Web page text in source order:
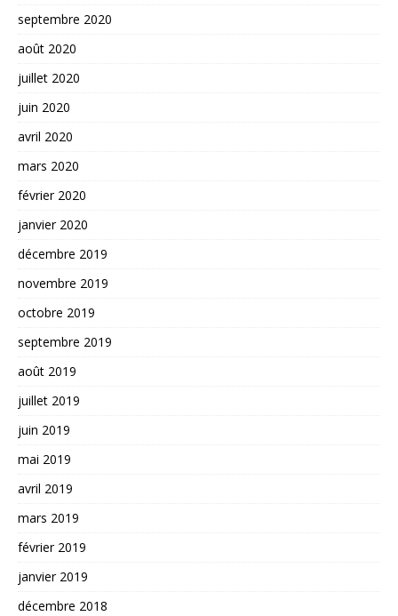
septembre 2020
août 2020
juillet 2020
juin 2020
avril 2020
mars 2020
février 2020
janvier 2020
décembre 2019
novembre 2019
octobre 2019
septembre 2019
août 2019
juillet 2019
juin 2019
mai 2019
avril 2019
mars 2019
février 2019
janvier 2019
décembre 2018